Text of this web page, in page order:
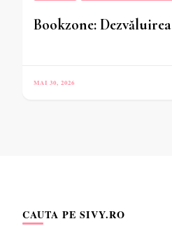
Bookzone: Dezvăluirea
MAI 30, 2026
CAUTA PE SIVY.RO